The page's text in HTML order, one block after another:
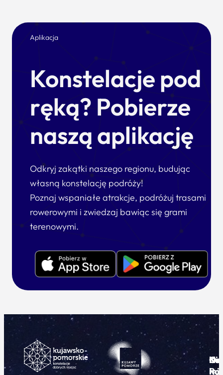
Aplikacja
Konstelacje pod
ręką? Pobierze
naszą aplikację
Odkryj zakątki naszego regionu, budując
własną konstelację podróży!
Poznaj wspaniałe atrakcje, podróżuj trasami
rowerowymi i zwiedzaj bawiąc się grami
terenowymi.
i